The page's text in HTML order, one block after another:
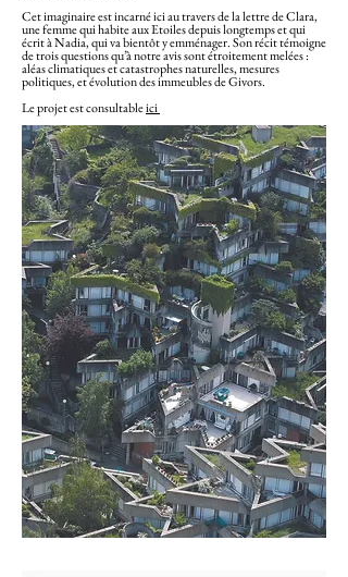
Cet imaginaire est incarné ici au travers de la lettre de Clara,
une femme qui habite aux Etoiles depuis longtemps et qui
écrit à Nadia, qui va bientôt y emménager. Son récit témoigne
de trois questions qu’à notre avis sont étroitement melées :
aléas climatiques et catastrophes naturelles, mesures
politiques, et évolution des immeubles de Givors.
Le projet est consultableici